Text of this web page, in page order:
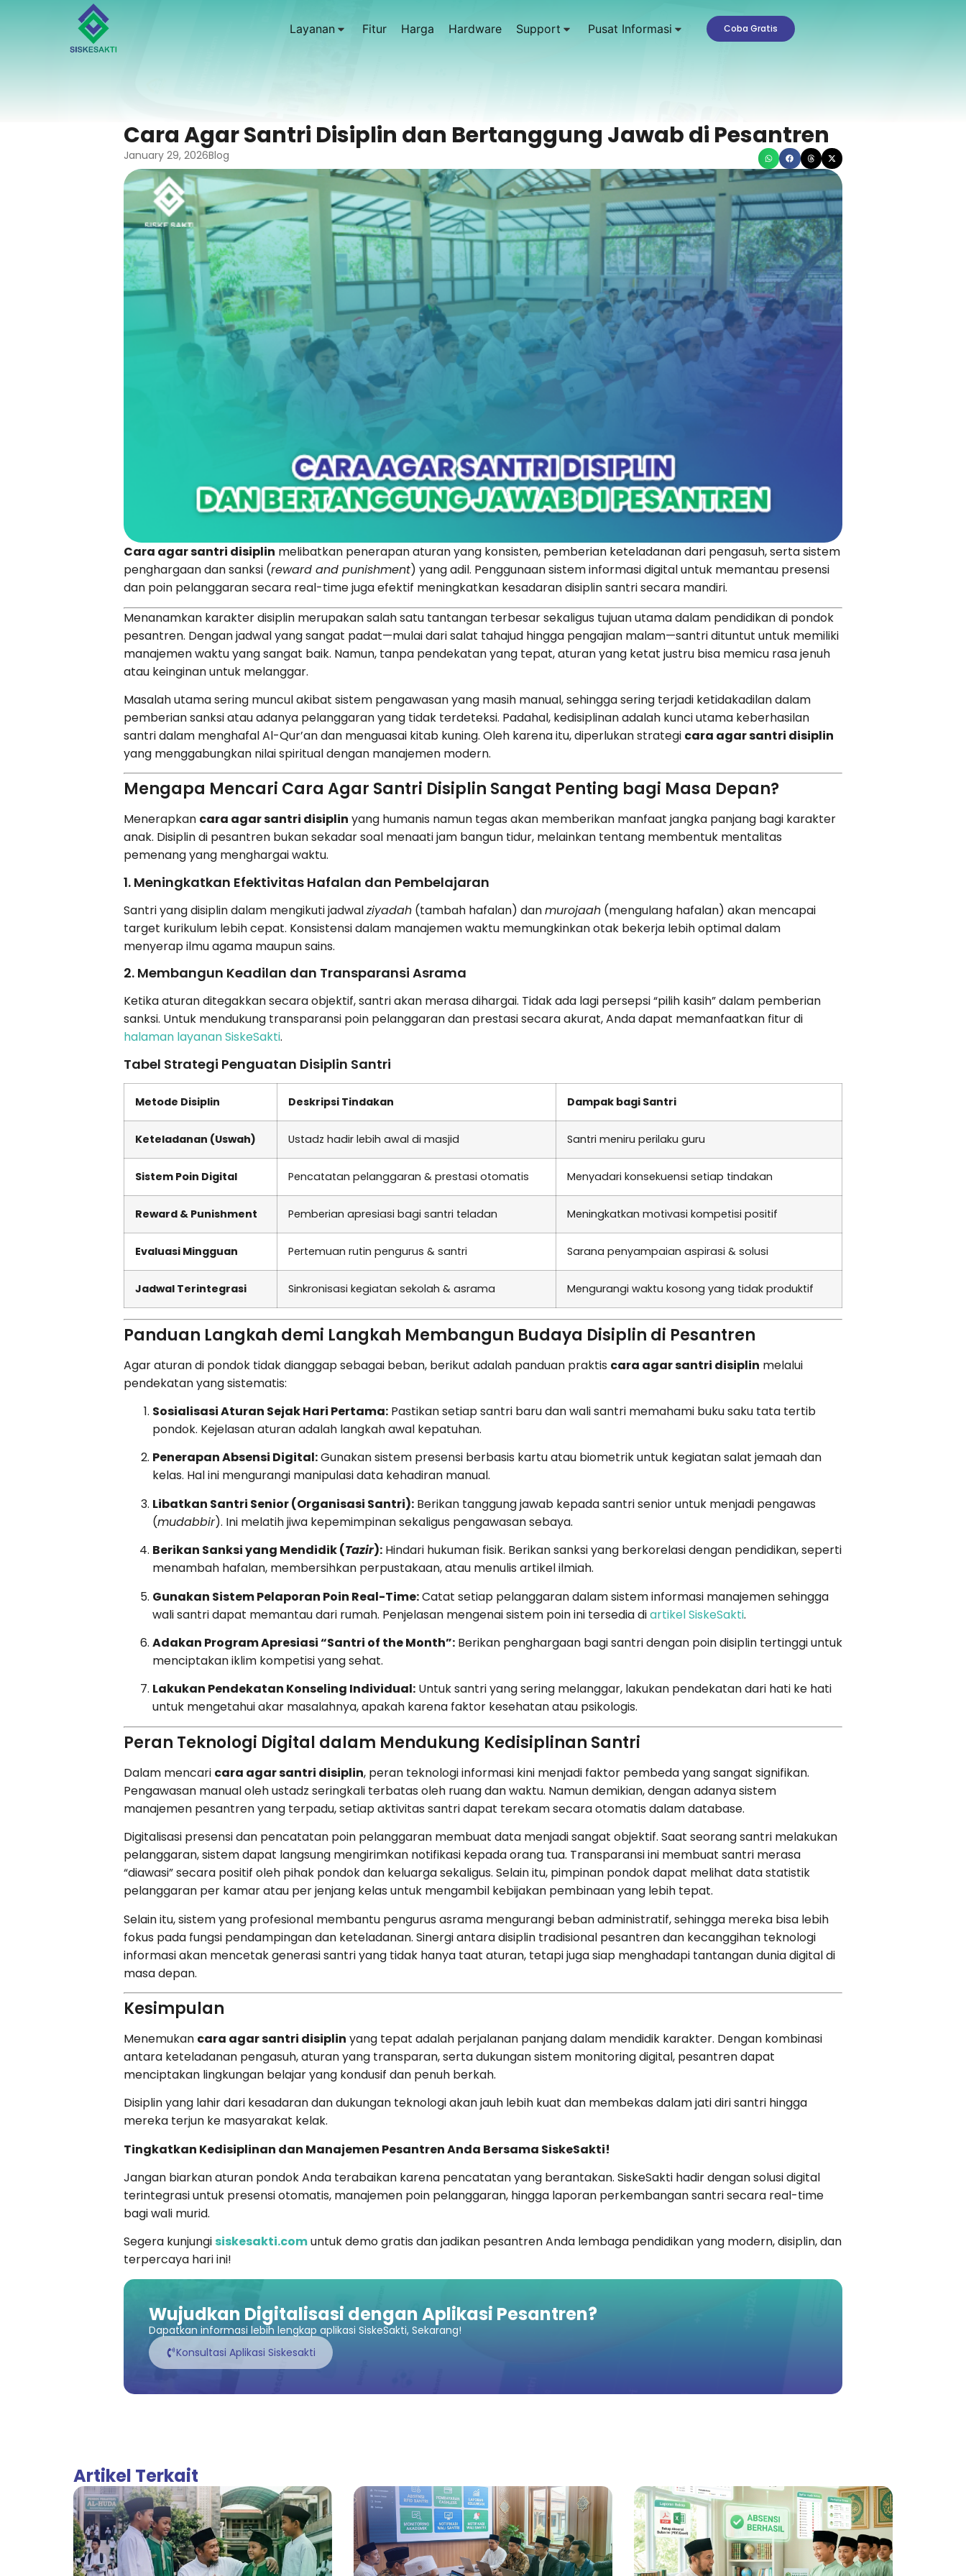
Layanan Fitur Harga Hardware Support Pusat Informasi Coba Gratis
Cara Agar Santri Disiplin dan Bertanggung Jawab di Pesantren
January 29, 2026Blog
Cara agar santri disiplin melibatkan penerapan aturan yang konsisten, pemberian keteladanan dari pengasuh, serta sistem
penghargaan dan sanksi (reward and punishment) yang adil. Penggunaan sistem informasi digital untuk memantau presensi
dan poin pelanggaran secara real-time juga efektif meningkatkan kesadaran disiplin santri secara mandiri.
Menanamkan karakter disiplin merupakan salah satu tantangan terbesar sekaligus tujuan utama dalam pendidikan di pondok
pesantren. Dengan jadwal yang sangat padat—mulai dari salat tahajud hingga pengajian malam—santri dituntut untuk memiliki
manajemen waktu yang sangat baik. Namun, tanpa pendekatan yang tepat, aturan yang ketat justru bisa memicu rasa jenuh
atau keinginan untuk melanggar.
Masalah utama sering muncul akibat sistem pengawasan yang masih manual, sehingga sering terjadi ketidakadilan dalam
pemberian sanksi atau adanya pelanggaran yang tidak terdeteksi. Padahal, kedisiplinan adalah kunci utama keberhasilan
santri dalam menghafal Al-Qur’an dan menguasai kitab kuning. Oleh karena itu, diperlukan strategi cara agar santri disiplin
yang menggabungkan nilai spiritual dengan manajemen modern.
Mengapa Mencari Cara Agar Santri Disiplin Sangat Penting bagi Masa Depan?
Menerapkan cara agar santri disiplin yang humanis namun tegas akan memberikan manfaat jangka panjang bagi karakter
anak. Disiplin di pesantren bukan sekadar soal menaati jam bangun tidur, melainkan tentang membentuk mentalitas
pemenang yang menghargai waktu.
1. Meningkatkan Efektivitas Hafalan dan Pembelajaran
Santri yang disiplin dalam mengikuti jadwalziyadah (tambah hafalan) danmurojaah (mengulang hafalan) akan mencapai
target kurikulum lebih cepat. Konsistensi dalam manajemen waktu memungkinkan otak bekerja lebih optimal dalam
menyerap ilmu agama maupun sains.
2. Membangun Keadilan dan Transparansi Asrama
Ketika aturan ditegakkan secara objektif, santri akan merasa dihargai. Tidak ada lagi persepsi “pilih kasih” dalam pemberian
sanksi. Untuk mendukung transparansi poin pelanggaran dan prestasi secara akurat, Anda dapat memanfaatkan fitur di
halaman layanan SiskeSakti.
Tabel Strategi Penguatan Disiplin Santri
Metode Disiplin Deskripsi Tindakan Dampak bagi Santri
Keteladanan (Uswah) Ustadz hadir lebih awal di masjid Santri meniru perilaku guru
Sistem Poin Digital Pencatatan pelanggaran & prestasi otomatis Menyadari konsekuensi setiap tindakan
Reward & Punishment Pemberian apresiasi bagi santri teladan Meningkatkan motivasi kompetisi positif
Evaluasi Mingguan Pertemuan rutin pengurus & santri Sarana penyampaian aspirasi & solusi
Jadwal Terintegrasi Sinkronisasi kegiatan sekolah & asrama Mengurangi waktu kosong yang tidak produktif
Panduan Langkah demi Langkah Membangun Budaya Disiplin di Pesantren
Agar aturan di pondok tidak dianggap sebagai beban, berikut adalah panduan praktis cara agar santri disiplin melalui
pendekatan yang sistematis:
Sosialisasi Aturan Sejak Hari Pertama: Pastikan setiap santri baru dan wali santri memahami buku saku tata tertib
pondok. Kejelasan aturan adalah langkah awal kepatuhan.
Penerapan Absensi Digital:Gunakan sistem presensi berbasis kartu atau biometrik untuk kegiatan salat jemaah dan
kelas. Hal ini mengurangi manipulasi data kehadiran manual.
Libatkan Santri Senior (Organisasi Santri): Berikan tanggung jawab kepada santri senior untuk menjadi pengawas
(mudabbir). Ini melatih jiwa kepemimpinan sekaligus pengawasan sebaya.
Berikan Sanksi yang Mendidik (Tazir): Hindari hukuman fisik. Berikan sanksi yang berkorelasi dengan pendidikan, seperti
menambah hafalan, membersihkan perpustakaan, atau menulis artikel ilmiah.
Gunakan Sistem Pelaporan Poin Real-Time:Catat setiap pelanggaran dalam sistem informasi manajemen sehingga
wali santri dapat memantau dari rumah. Penjelasan mengenai sistem poin ini tersedia diartikel SiskeSakti.
Adakan Program Apresiasi “Santri of the Month”: Berikan penghargaan bagi santri dengan poin disiplin tertinggi untuk
menciptakan iklim kompetisi yang sehat.
Lakukan Pendekatan Konseling Individual: Untuk santri yang sering melanggar, lakukan pendekatan dari hati ke hati
untuk mengetahui akar masalahnya, apakah karena faktor kesehatan atau psikologis.
Peran Teknologi Digital dalam Mendukung Kedisiplinan Santri
Dalam mencari cara agar santri disiplin, peran teknologi informasi kini menjadi faktor pembeda yang sangat signifikan.
Pengawasan manual oleh ustadz seringkali terbatas oleh ruang dan waktu. Namun demikian, dengan adanya sistem
manajemen pesantren yang terpadu, setiap aktivitas santri dapat terekam secara otomatis dalam database.
Digitalisasi presensi dan pencatatan poin pelanggaran membuat data menjadi sangat objektif. Saat seorang santri melakukan
pelanggaran, sistem dapat langsung mengirimkan notifikasi kepada orang tua. Transparansi ini membuat santri merasa
“diawasi” secara positif oleh pihak pondok dan keluarga sekaligus. Selain itu, pimpinan pondok dapat melihat data statistik
pelanggaran per kamar atau per jenjang kelas untuk mengambil kebijakan pembinaan yang lebih tepat.
Selain itu, sistem yang profesional membantu pengurus asrama mengurangi beban administratif, sehingga mereka bisa lebih
fokus pada fungsi pendampingan dan keteladanan. Sinergi antara disiplin tradisional pesantren dan kecanggihan teknologi
informasi akan mencetak generasi santri yang tidak hanya taat aturan, tetapi juga siap menghadapi tantangan dunia digital di
masa depan.
Kesimpulan
Menemukan cara agar santri disiplin yang tepat adalah perjalanan panjang dalam mendidik karakter. Dengan kombinasi
antara keteladanan pengasuh, aturan yang transparan, serta dukungan sistem monitoring digital, pesantren dapat
menciptakan lingkungan belajar yang kondusif dan penuh berkah.
Disiplin yang lahir dari kesadaran dan dukungan teknologi akan jauh lebih kuat dan membekas dalam jati diri santri hingga
mereka terjun ke masyarakat kelak.
Tingkatkan Kedisiplinan dan Manajemen Pesantren Anda Bersama SiskeSakti!
Jangan biarkan aturan pondok Anda terabaikan karena pencatatan yang berantakan. SiskeSakti hadir dengan solusi digital
terintegrasi untuk presensi otomatis, manajemen poin pelanggaran, hingga laporan perkembangan santri secara real-time
bagi wali murid.
Segera kunjungi siskesakti.comuntuk demo gratis dan jadikan pesantren Anda lembaga pendidikan yang modern, disiplin, dan
terpercaya hari ini!
Wujudkan Digitalisasi dengan Aplikasi Pesantren?
Dapatkan informasi lebih lengkap aplikasi SiskeSakti, Sekarang!
Konsultasi Aplikasi Siskesakti
Artikel Terkait